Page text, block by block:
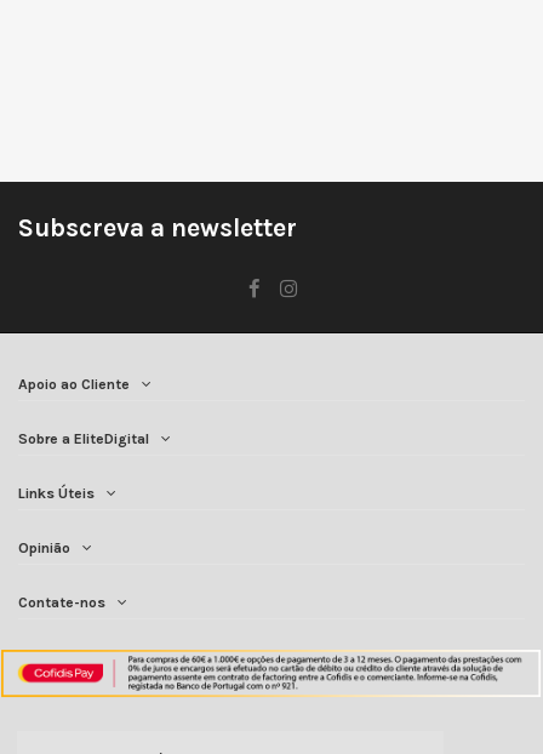
Subscreva a newsletter
Apoio ao Cliente
Sobre a EliteDigital
Links Úteis
Opinião
Contate-nos